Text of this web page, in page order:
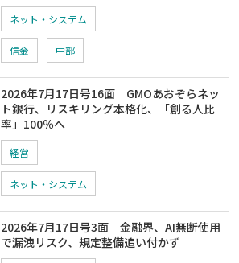
ネット・システム
信金 中部
2026年7月17日号16面 GMOあおぞらネッ
ト銀行、リスキリング本格化、「創る人比
率」100％へ
経営
ネット・システム
2026年7月17日号3面 金融界、AI無断使用
で漏洩リスク、規定整備追い付かず